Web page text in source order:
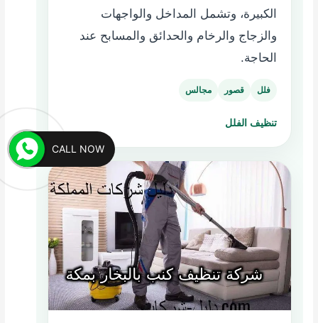
الكبيرة، وتشمل المداخل والواجهات
والزجاج والرخام والحدائق والمسابح عند
الحاجة.
فلل قصور مجالس
تنظيف الفلل
CALL NOW